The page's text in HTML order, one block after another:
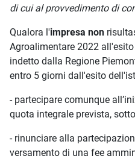
di cui al provvedimento di
Qualora l'impresa non
Agroalimentare 2022
indetto dalla Regione
entro 5 giorni dall'esito
- partecipare comunque
quota integrale prevista,
- rinunciare alla
versamento di una fee